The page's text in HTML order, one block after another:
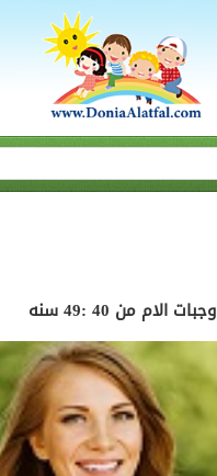
وجبات الام من 40 :49 سنه